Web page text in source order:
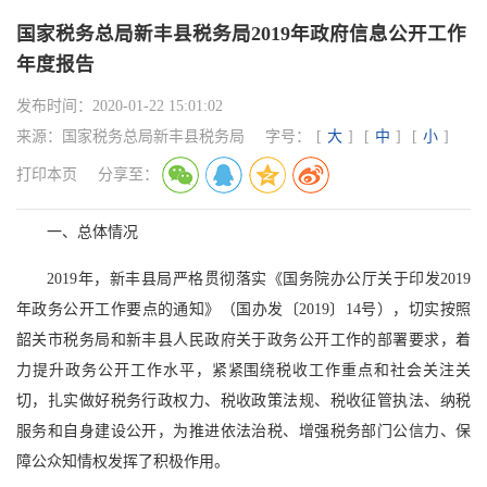
国家税务总局新丰县税务局2019年政府信息公开工作
年度报告
发布时间： 2020-01-22 15:01:02
来源：
国家税务总局新丰县税务局 字号： [ 大 ] [ 中 ] [ 小 ]
打印本页 分享至：
一、总体情况
2019年，新丰县局严格贯彻落实《国务院办公厅关于印发2019
年政务公开工作要点的通知》（国办发〔2019〕14号），切实按照
韶关市税务局和新丰县人民政府关于政务公开工作的部署要求，着
力提升政务公开工作水平，紧紧围绕税收工作重点和社会关注关
切，扎实做好税务行政权力、税收政策法规、税收征管执法、纳税
服务和自身建设公开，为推进依法治税、增强税务部门公信力、保
障公众知情权发挥了积极作用。